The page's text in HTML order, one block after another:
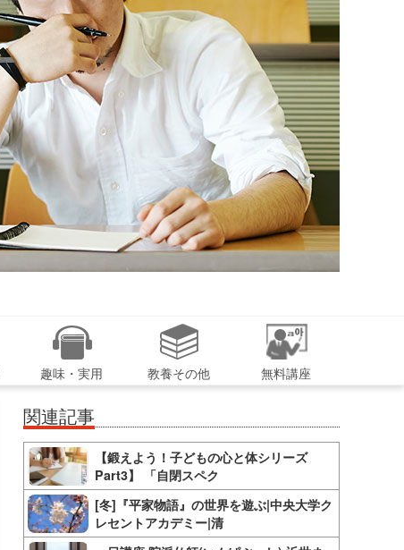
趣味・実用 教養その他 無料講座
関連記事
【鍛えよう！子どもの心と体シリーズ
Part3】 「自閉スペク
[冬]『平家物語』の世界を遊ぶ|中央大学ク
レセントアカデミー|清